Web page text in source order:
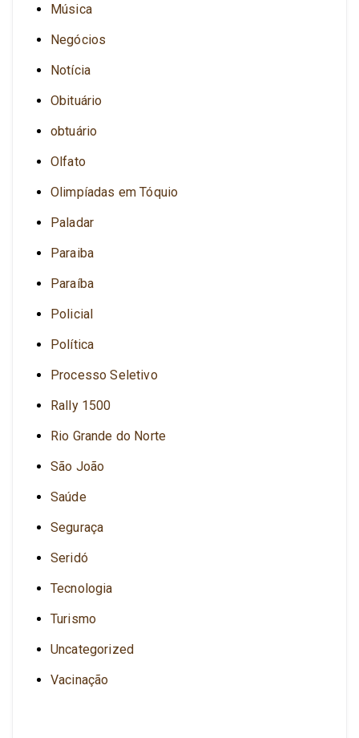
Música
Negócios
Notícia
Obituário
obtuário
Olfato
Olimpíadas em Tóquio
Paladar
Paraiba
Paraíba
Policial
Política
Processo Seletivo
Rally 1500
Rio Grande do Norte
São João
Saúde
Seguraça
Seridó
Tecnologia
Turismo
Uncategorized
Vacinação